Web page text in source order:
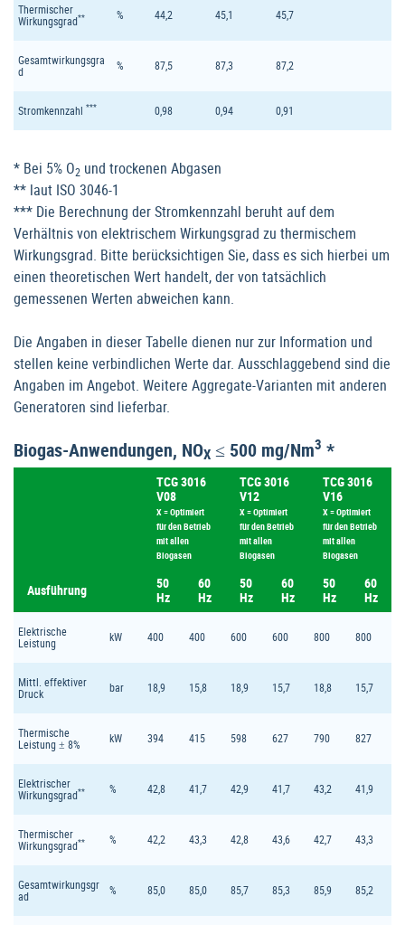
Thermischer
Wirkungsgrad** % 44,2 45,1 45,7
Gesamtwirkungsgra
d
% 87,5 87,3 87,2
Stromkennzahl *** 0,98 0,94 0,91
* Bei 5% O2 und trockenen Abgasen
** laut ISO 3046-1
*** Die Berechnung der Stromkennzahl beruht auf dem
Verhältnis von elektrischem Wirkungsgrad zu thermischem
Wirkungsgrad. Bitte berücksichtigen Sie, dass es sich hierbei um
einen theoretischen Wert handelt, der von tatsächlich
gemessenen Werten abweichen kann.
Die Angaben in dieser Tabelle dienen nur zur Information und
stellen keine verbindlichen Werte dar. Ausschlaggebend sind die
Angaben im Angebot. Weitere Aggregate-Varianten mit anderen
Generatoren sind lieferbar.
Biogas-Anwendungen, NOX ≤ 500 mg/Nm3 *
TCG 3016
V08
X = Optimiert
für den Betrieb
mit allen
Biogasen
TCG 3016
V12
X = Optimiert
für den Betrieb
mit allen
Biogasen
TCG 3016
V16
X = Optimiert
für den Betrieb
mit allen
Biogasen
Ausführung
50
Hz
60
Hz
50
Hz
60
Hz
50
Hz
60
Hz
Elektrische
Leistung
kW 400 400 600 600 800 800
Mittl. effektiver
Druck
bar 18,9 15,8 18,9 15,7 18,8 15,7
Thermische
Leistung ± 8%
kW 394 415 598 627 790 827
Elektrischer
Wirkungsgrad** % 42,8 41,7 42,9 41,7 43,2 41,9
Thermischer
Wirkungsgrad** % 42,2 43,3 42,8 43,6 42,7 43,3
Gesamtwirkungsgr
ad
% 85,0 85,0 85,7 85,3 85,9 85,2